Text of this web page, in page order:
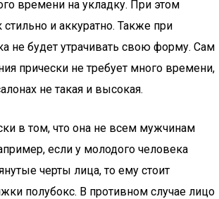
времени на укладку. При этом
и аккуратно. Также при
не будет утрачивать свою форму. Сам
прически не требует много времени,
не такая и высокая.
в том, что она не всем мужчинам
если у молодого человека
черты лица, то ему стоит
полубокс. В противном случае лицо